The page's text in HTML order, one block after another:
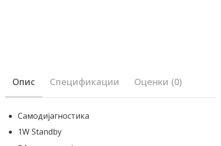
Опис Спецификации Оценки (0)
Самодијагностика
1W Standby